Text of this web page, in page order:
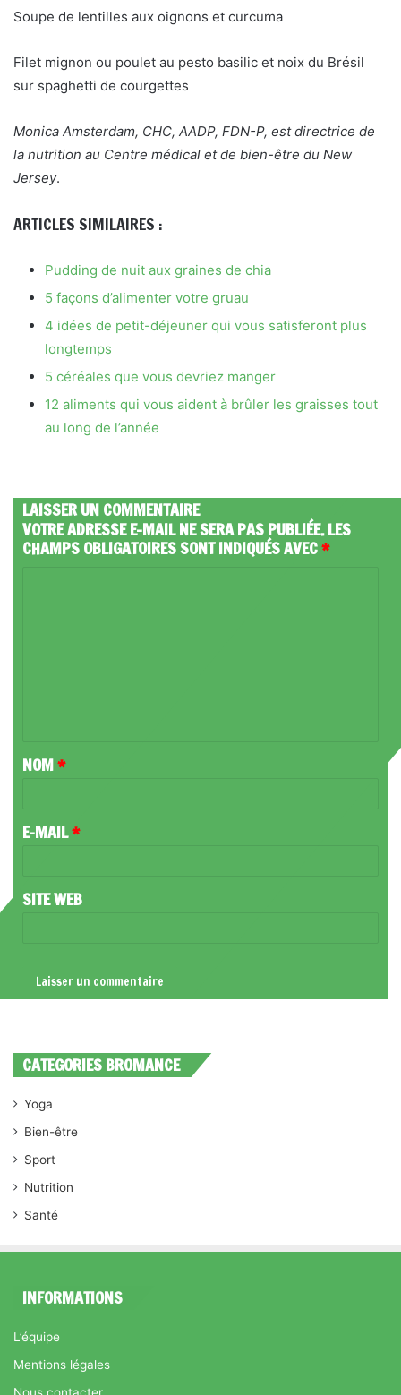
Soupe de lentilles aux oignons et curcuma
Filet mignon ou poulet au pesto basilic et noix du Brésil
sur spaghetti de courgettes
Monica Amsterdam, CHC, AADP, FDN-P, est directrice de
la nutrition au Centre médical et de bien-être du New
Jersey.
ARTICLES SIMILAIRES :
Pudding de nuit aux graines de chia
5 façons d’alimenter votre gruau
4 idées de petit-déjeuner qui vous satisferont plus
longtemps
5 céréales que vous devriez manger
12 aliments qui vous aident à brûler les graisses tout
au long de l’année
LAISSER UN COMMENTAIRE
VOTRE ADRESSE E-MAIL NE SERA PAS PUBLIÉE.LES
CHAMPS OBLIGATOIRES SONT INDIQUÉS AVEC*
A
R
NOM*
E-MAIL*
SITE WEB
CATEGORIES BROMANCE
Yoga
Bien-être
Sport
Nutrition
Santé
INFORMATIONS
L’équipe
Mentions légales